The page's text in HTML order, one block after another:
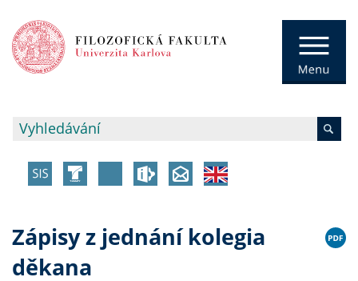
Zápisy z jednání kolegia
děkana